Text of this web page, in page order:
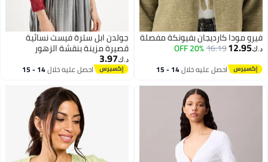
فيرو مودا كارديجان بفيونكة مفصلة
د.ك‏12.95
16.19
20% OFF
احصل عليه خلال 14 - 15
جولدن ابل سترة فيست نسائية
قصيرة مزينة بنقشة الزهور
كستنائي
د.ك‏3.97
احصل عليه خلال 14 - 15